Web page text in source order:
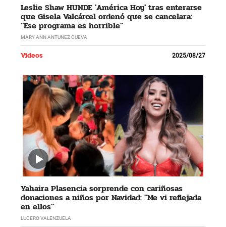
Leslie Shaw HUNDE 'América Hoy' tras enterarse
que Gisela Valcárcel ordenó que se cancelara:
"Ese programa es horrible"
MARY ANN ANTUNEZ CUEVA
Videos 2025/08/27
Yahaira Plasencia sorprende con cariñosas
donaciones a niños por Navidad: "Me vi reflejada
en ellos"
LUCERO VALENZUELA